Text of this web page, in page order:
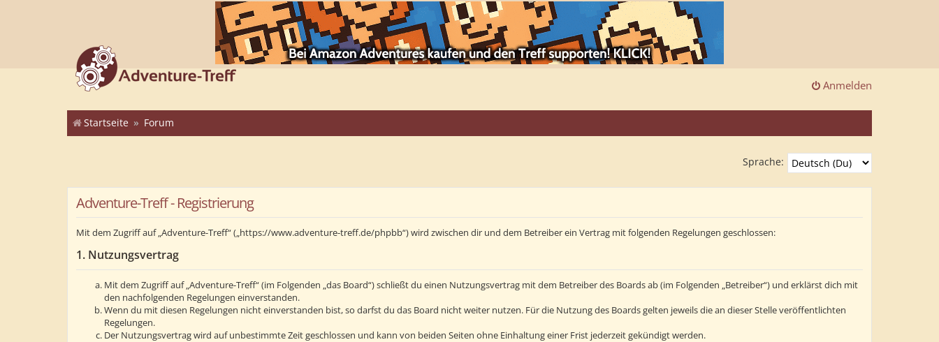
Anmelden
Startseite Forum
Sprache:
Adventure-Treff - Registrierung
Mit dem Zugriff auf „Adventure-Treff“ („https://www.adventure-treff.de/phpbb“) wird zwischen dir und dem Betreiber ein Vertrag mit folgenden Regelungen geschlossen:
1. Nutzungsvertrag
Mit dem Zugriff auf „Adventure-Treff“ (im Folgenden „das Board“) schließt du einen Nutzungsvertrag mit dem Betreiber des Boards ab (im Folgenden „Betreiber“) und erklärst dich mit
den nachfolgenden Regelungen einverstanden.
Wenn du mit diesen Regelungen nicht einverstanden bist, so darfst du das Board nicht weiter nutzen. Für die Nutzung des Boards gelten jeweils die an dieser Stelle veröffentlichten
Regelungen.
Der Nutzungsvertrag wird auf unbestimmte Zeit geschlossen und kann von beiden Seiten ohne Einhaltung einer Frist jederzeit gekündigt werden.